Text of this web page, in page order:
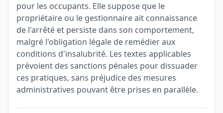
pour les occupants. Elle suppose que le
propriétaire ou le gestionnaire ait connaissance
de l'arrêté et persiste dans son comportement,
malgré l'obligation légale de remédier aux
conditions d'insalubrité. Les textes applicables
prévoient des sanctions pénales pour dissuader
ces pratiques, sans préjudice des mesures
administratives pouvant être prises en parallèle.